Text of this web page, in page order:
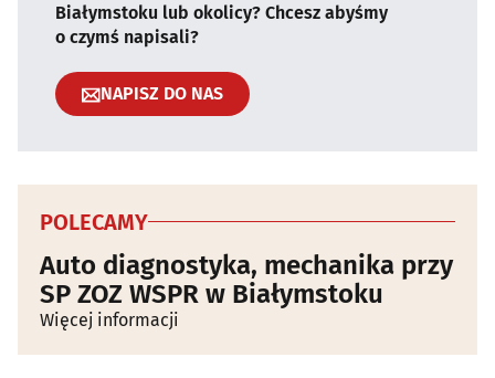
Białymstoku lub okolicy? Chcesz abyśmy
o czymś napisali?
NAPISZ DO NAS
POLECAMY
Auto diagnostyka, mechanika przy
SP ZOZ WSPR w Białymstoku
Więcej informacji